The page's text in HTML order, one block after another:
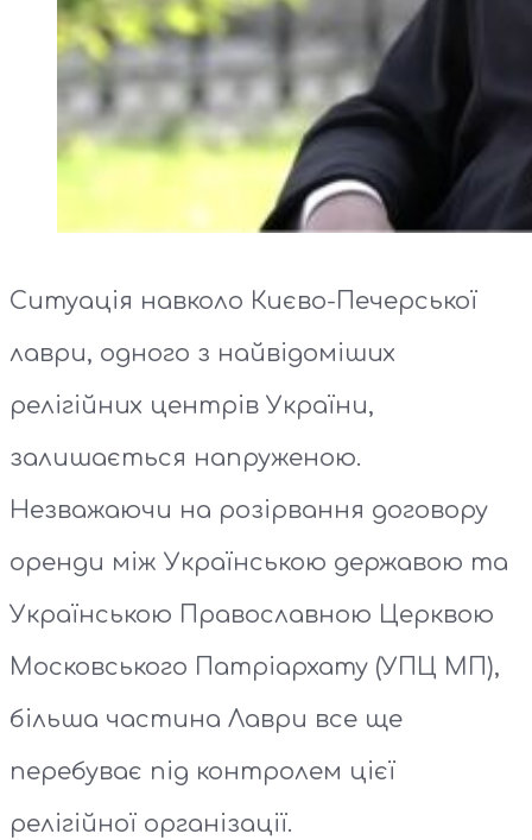
Ситуація навколо Києво-Печерської
лаври, одного з найвідоміших
релігійних центрів України,
залишається напруженою.
Незважаючи на розірвання договору
оренди між Українською державою та
Українською Православною Церквою
Московського Патріархату (УПЦ МП),
більша частина Лаври все ще
перебуває під контролем цієї
релігійної організації.